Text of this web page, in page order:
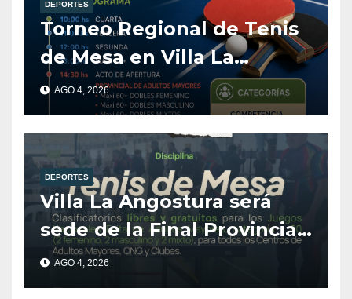
DEPORTES
Torneo Regional de Tenis
de Mesa en Villa La
Angostura
AGO 4, 2026
DEPORTES
Villa La Angostura será
sede de la Final Provincial
de Tenis de Mesa para
Adultos Mayores.
AGO 4, 2026